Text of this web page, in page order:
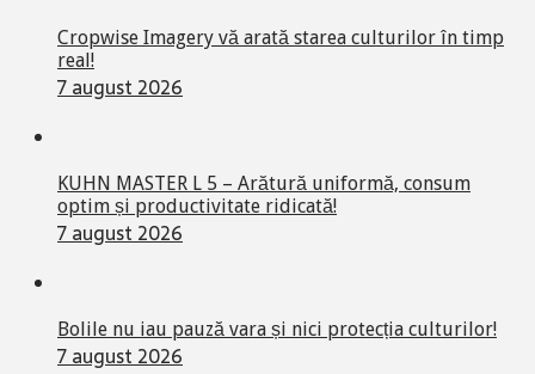
Cropwise Imagery vă arată starea culturilor în timp
real!
7 august 2026
KUHN MASTER L 5 – Arătură uniformă, consum
optim și productivitate ridicată!
7 august 2026
Bolile nu iau pauză vara și nici protecția culturilor!
7 august 2026